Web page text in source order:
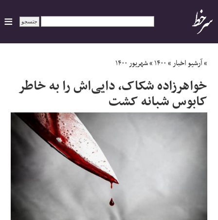
ایران
سیاسی
اقتصاد
حوادث
»آرشیو اخبار»۱۴۰۰»شهریور ۱۴۰۰
خواهرزاده شکاک، دایی‌اش را به خاطر
کابوس شبانه کشت